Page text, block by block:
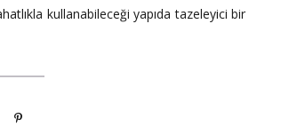
kullanabileceği yapıda tazeleyici bir